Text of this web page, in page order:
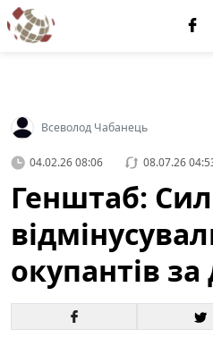
Всеволод Чабанець
04.02.26 08:06 08.07.26
Генштаб:
окупантів за